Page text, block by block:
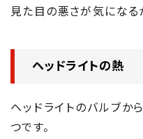
見た目の悪さが気になる
ヘッドライトの熱
ヘッドライトのバルブ
つです。